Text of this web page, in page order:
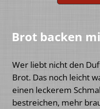
Brot backen
Wer liebt nicht den
Brot. Das noch leicht
einen leckerem
bestreichen, mehr